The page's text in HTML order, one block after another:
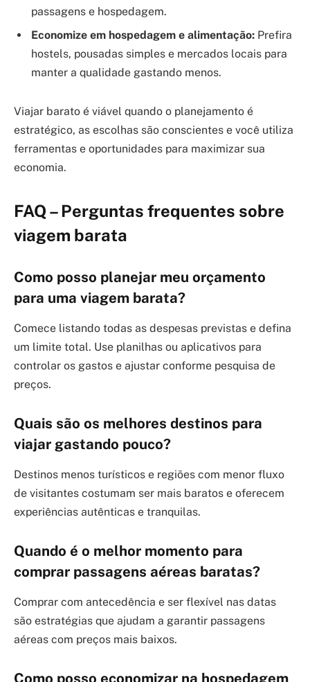
passagens e hospedagem.
Economize em hospedagem e alimentação: Prefira
hostels, pousadas simples e mercados locais para
manter a qualidade gastando menos.
Viajar barato é viável quando o planejamento é
estratégico, as escolhas são conscientes e você utiliza
ferramentas e oportunidades para maximizar sua
economia.
FAQ – Perguntas frequentes sobre
viagem barata
Como posso planejar meu orçamento
para uma viagem barata?
Comece listando todas as despesas previstas e defina
um limite total. Use planilhas ou aplicativos para
controlar os gastos e ajustar conforme pesquisa de
preços.
Quais são os melhores destinos para
viajar gastando pouco?
Destinos menos turísticos e regiões com menor fluxo
de visitantes costumam ser mais baratos e oferecem
experiências autênticas e tranquilas.
Quando é o melhor momento para
comprar passagens aéreas baratas?
Comprar com antecedência e ser flexível nas datas
são estratégias que ajudam a garantir passagens
aéreas com preços mais baixos.
Como posso economizar na hospedagem